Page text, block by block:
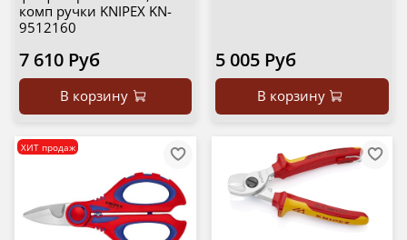
комп ручки KNIPEX KN-
9512160
7 610 Руб
В корзину
5 005 Руб
В корзину
ХИТ продаж